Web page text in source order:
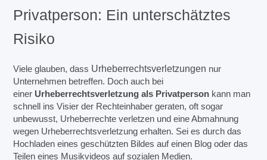
Privatperson: Ein unterschätztes
Risiko
Viele glauben, dass Urheberrechtsverletzungen nur
Unternehmen betreffen. Doch auch bei
einer Urheberrechtsverletzung als Privatperson kann man
schnell ins Visier der Rechteinhaber geraten, oft sogar
unbewusst, Urheberrechte verletzen und eine Abmahnung
wegen Urheberrechtsverletzung erhalten. Sei es durch das
Hochladen eines geschützten Bildes auf einen Blog oder das
Teilen eines Musikvideos auf sozialen Medien.